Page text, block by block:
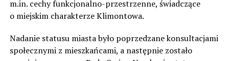
m.in. cechy funkcjonalno-przestrzenne, świadczące
o miejskim charakterze Klimontowa.
Nadanie statusu miasta było poprzedzane konsultacjami
społecznymi z mieszkańcami, a następnie zostało